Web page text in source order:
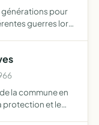
pour
guerres lors
la commune en
protection et le